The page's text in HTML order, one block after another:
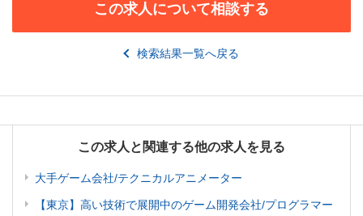
この求人について相談する
検索結果一覧へ戻る
この求人と関連する他の求人を見る
大手ゲーム会社/テクニカルアニメーター
【東京】高い技術で展開中のゲーム開発会社/プログラマー